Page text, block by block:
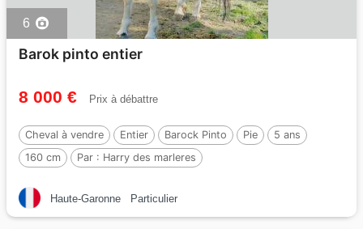
6
Barok pinto entier
8 000 € Prix à débattre
Cheval à vendre Entier Barock Pinto Pie
5 ans
160 cm
Par : Harry des marleres
Haute-Garonne Particulier